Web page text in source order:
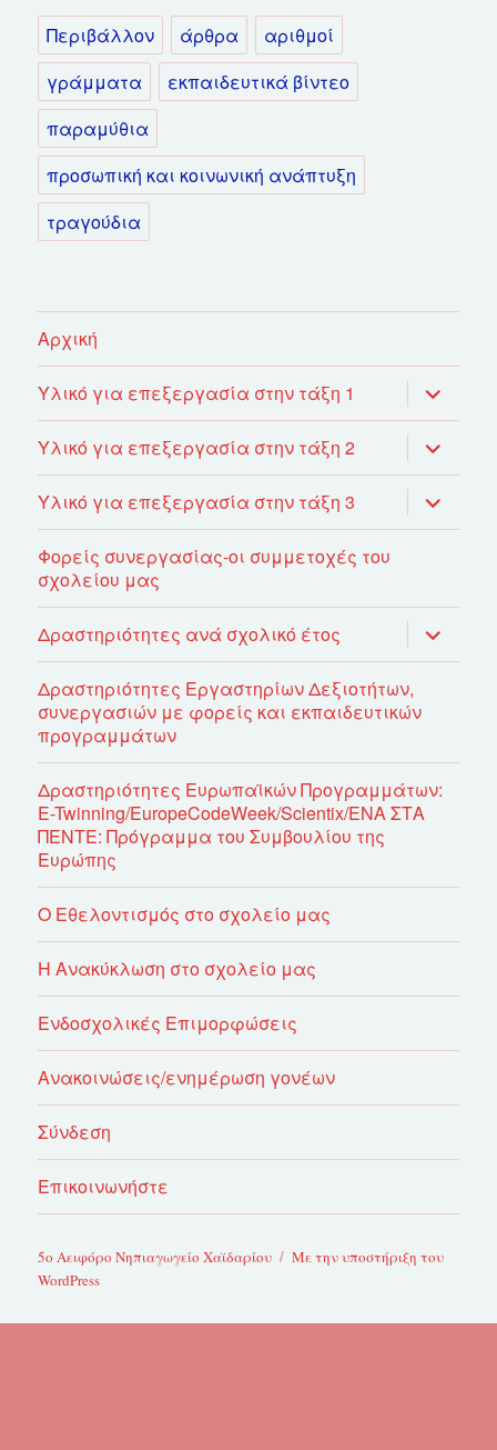
Περιβάλλον άρθρα
αριθμοί
γράμματα
εκπαιδευτικά βίντεο
παραμύθια
προσωπική και κοινωνική ανάπτυξη
τραγούδια
Αρχική
Υλικό για επεξεργασία στην τάξη 1 του
μενού
Υλικό για επεξεργασία στην τάξη 2 του
μενού
Υλικό για επεξεργασία στην τάξη 3 του
μενού
Φορείς συνεργασίας-οι συμμετοχές του
σχολείου μας
Δραστηριότητες ανά σχολικό έτος του
μενού
Δραστηριότητες Εργαστηρίων Δεξιοτήτων,
συνεργασιών με φορείς και εκπαιδευτικών
προγραμμάτων
Δραστηριότητες Ευρωπαϊκών Προγραμμάτων:
E-Twinning/EuropeCodeWeek/Scientix/ΕΝΑ ΣΤΑ
ΠΕΝΤΕ: Πρόγραμμα του Συμβουλίου της
Ευρώπης
Ο Εθελοντισμός στο σχολείο μας
Η Ανακύκλωση στο σχολείο μας
Ενδοσχολικές Επιμορφώσεις
Ανακοινώσεις/ενημέρωση γονέων
Σύνδεση
Επικοινωνήστε
5ο Αειφόρο Νηπιαγωγείο Χαϊδαρίου
Με την υποστήριξη του
WordPress